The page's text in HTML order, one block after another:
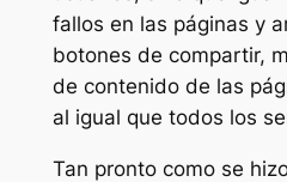
fallos en las páginas y
botones de compartir,
de contenido de las
al igual que todos los
Tan pronto como se